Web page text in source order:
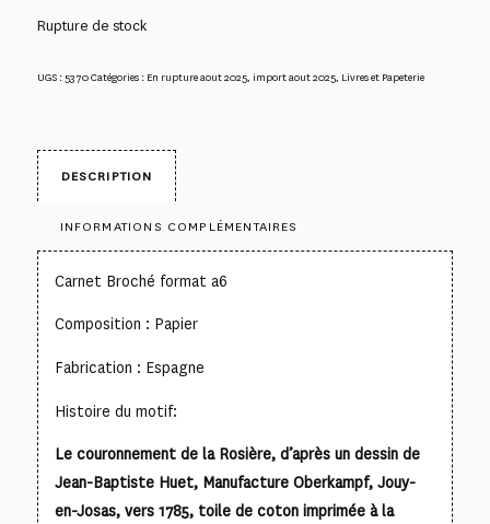
Rupture de stock
UGS : 5370Catégories : En rupture aout 2025, import aout 2025, Livres et Papeterie
DESCRIPTION
INFORMATIONS COMPLÉMENTAIRES
Carnet Broché format a6
Composition : Papier
Fabrication : Espagne
Histoire du motif:
Le couronnement de la Rosière, d’après un dessin de
Jean-Baptiste Huet, Manufacture Oberkampf, Jouy-
en-Josas, vers 1785, toile de coton imprimée à la